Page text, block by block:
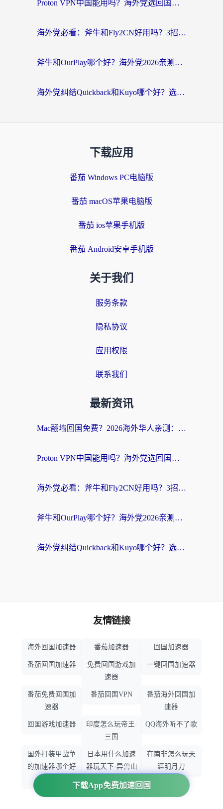
Proton VPN中国能用吗？海外党选回国加速器的避坑指南（附番茄加速器实测）
海外党必看：斧牛和Fly2CN好用吗？3招教你选对回国加速器（附免费试用攻略）
斧牛和OurPlay哪个好？海外党2026亲测：选对加速器，国内资源秒加载
海外党纠结Quickback和Kuyo哪个好？选对回国加速器才能无缝刷国内资源
下载应用
番茄 Windows PC电脑版
番茄 macOS苹果电脑版
番茄 ios苹果手机版
番茄 Android安卓手机版
关于我们
服务条款
隐私协议
应用权限
联系我们
最新资讯
Mac翻墙回国免费？2026海外华人亲测：从CCTV5直播到国内APP，这样选加速器才靠谱
Proton VPN中国能用吗？海外党选回国加速器的避坑指南（附番茄加速器实测）
海外党必看：斧牛和Fly2CN好用吗？3招教你选对回国加速器（附免费试用攻略）
斧牛和OurPlay哪个好？海外党2026亲测：选对加速器，国内资源秒加载
海外党纠结Quickback和Kuyo哪个好？选对回国加速器才能无缝刷国内资源
下载App免费加速回国
友情链接
海外回国加速器 番茄加速器 回国加速器
番茄回国加速器
免费回国游戏加
速器
一键回国加速器
番茄免费回国加
速器
番茄回国VPN
番茄海外回国加
速器
回国游戏加速器
印度怎么玩帝王·
三国
QQ海外听不了歌
国外打装甲战争
的加速器哪个好
日本用什么加速
器玩天下-异兽山
海
在南非怎么玩天
涯明月刀